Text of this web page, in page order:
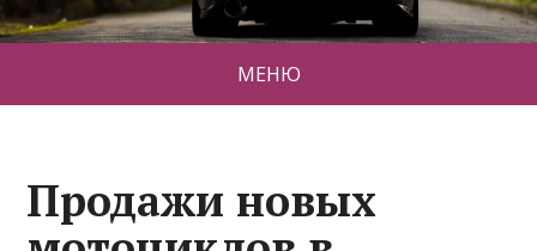
МЕНЮ
Продажи новых